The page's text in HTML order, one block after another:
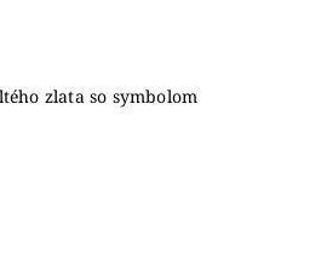
zlata so symbolom